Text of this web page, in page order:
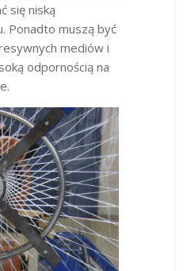
się niską
Ponadto muszą być
mediów i
odpornością na